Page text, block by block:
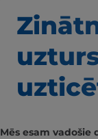
Mēs esam vadošie